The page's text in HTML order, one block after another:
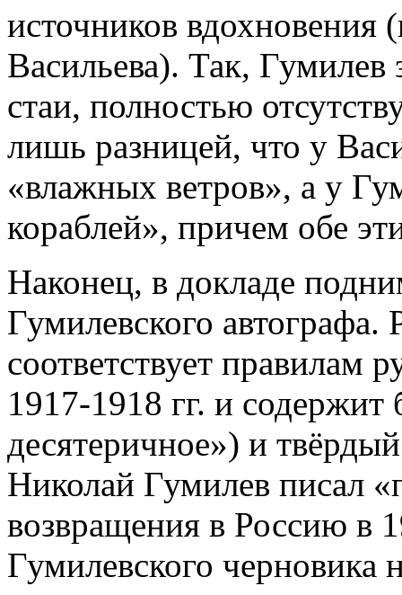
источников вдохновения
Васильева). Так, Гумилев
стаи, полностью
лишь разницей, что у
«влажных ветров», а у
кораблей», причем обе
Наконец, в докладе
Гумилевского автографа.
соответствует правилам
1917-1918 гг. и
десятеричное») и
Николай Гумилев писал
возвращения в Россию в
Гумилевского черновика